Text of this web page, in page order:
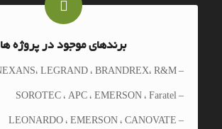
برندهای موجود در پروژه ها
– NEXANS، LEGRAND ، BRANDREX، R&M
– SOROTEC ، APC ، EMERSON ، Faratel
– LEONARDO ، EMERSON ، CANOVATE